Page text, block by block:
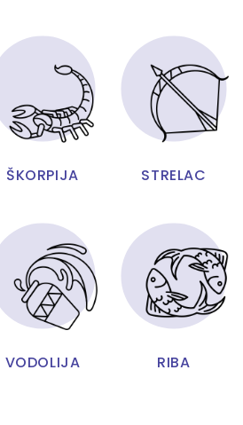
ŠKORPIJA STRELAC
VODOLIJA RIBA